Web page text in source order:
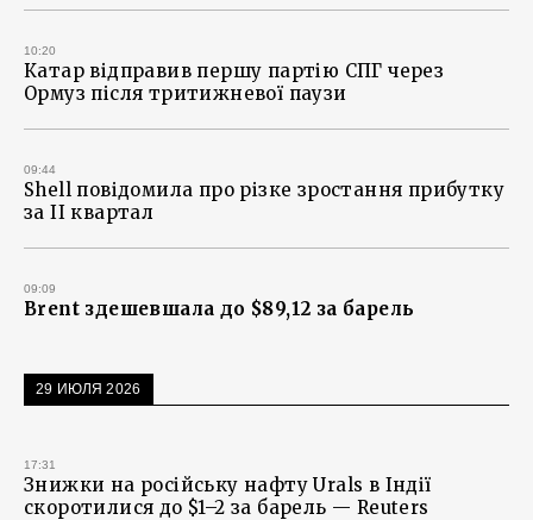
10:20
Катар відправив першу партію СПГ через
Ормуз після тритижневої паузи
09:44
Shell повідомила про різке зростання прибутку
за ІІ квартал
09:09
Brent здешевшала до $89,12 за барель
29 ИЮЛЯ 2026
17:31
Знижки на російську нафту Urals в Індії
скоротилися до $1–2 за барель — Reuters